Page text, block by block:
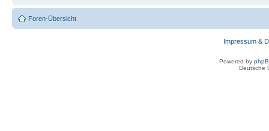
Foren-Übersicht
Impressum &
Powered by
Deutsche